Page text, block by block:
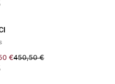
€450,50 €